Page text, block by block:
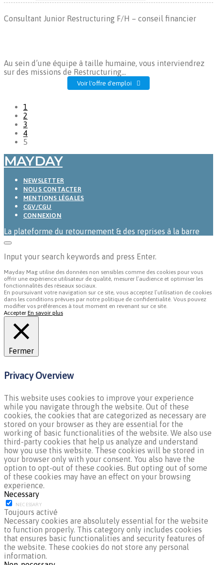
Consultant Junior Restructuring F/H – conseil financier
Au sein d’une équipe à taille humaine, vous interviendrez
sur des missions de Restructuring...
Voir l'offre d'emploi
1
2
3
4
5
MAYDAY
NEWSLETTER
NOUS CONTACTER
MENTIONS LÉGALES
CGV/CGU
CONNEXION
La plateforme du retournement & des reprises à la barre
Input your search keywords and press Enter.
Mayday Mag utilise des données non sensibles comme des cookies pour vous
offrir une expérience utilisateur de qualité, mesurer l’audience et optimiser les
fonctionnalités des réseaux sociaux.
En poursuivant votre navigation sur ce site, vous acceptez l’utilisation de cookies
dans les conditions prévues par notre politique de confidentialité. Vous pouvez
modifier vos préférences à tout moment en revenant sur ce site.
Accepter En savoir plus
Fermer
Privacy Overview
This website uses cookies to improve your experience
while you navigate through the website. Out of these
cookies, the cookies that are categorized as necessary are
stored on your browser as they are essential for the
working of basic functionalities of the website. We also use
third-party cookies that help us analyze and understand
how you use this website. These cookies will be stored in
your browser only with your consent. You also have the
option to opt-out of these cookies. But opting out of some
of these cookies may have an effect on your browsing
experience.
Necessary
NECESSARY
Toujours activé
Necessary cookies are absolutely essential for the website
to function properly. This category only includes cookies
that ensures basic functionalities and security features of
the website. These cookies do not store any personal
information.